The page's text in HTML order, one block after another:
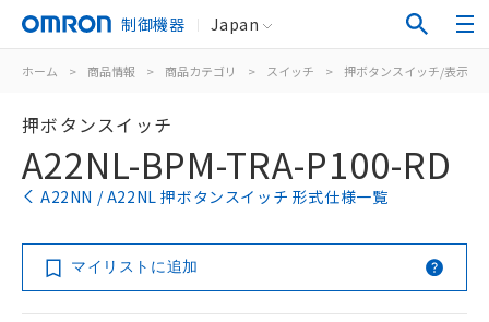
制御機器 Japan
ホーム > 商品情報 > 商品カテゴリ > スイッチ > 押ボタンスイッチ/表示灯
押ボタンスイッチ
A22NL-BPM-TRA-P100-RD
A22NN / A22NL 押ボタンスイッチ 形式仕様一覧
マイリストに追加